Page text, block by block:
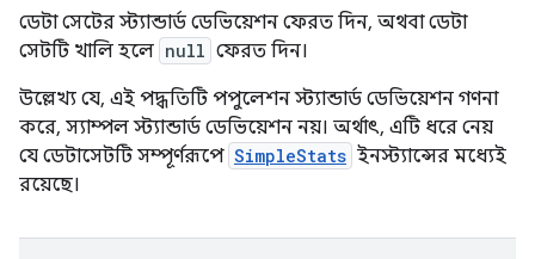
ডেটা সেটের স্ট্যান্ডার্ড ডেভিয়েশন ফেরত দিন, অথবা ডেটা
সেটটি খালি হলে null ফেরত দিন।
উল্লেখ্য যে, এই পদ্ধতিটি পপুলেশন স্ট্যান্ডার্ড ডেভিয়েশন গণনা
করে, স্যাম্পল স্ট্যান্ডার্ড ডেভিয়েশন নয়। অর্থাৎ, এটি ধরে নেয়
যে ডেটাসেটটি সম্পূর্ণরূপে SimpleStats ইনস্ট্যান্সের মধ্যেই
রয়েছে।